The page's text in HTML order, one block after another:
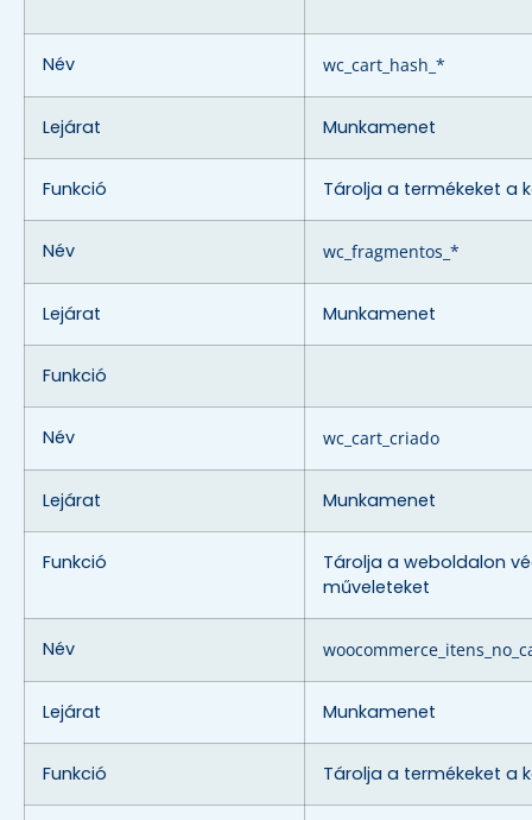
Név wc_cart_hash_*
Lejárat Munkamenet
Funkció Tárolja a termékeket a
Név wc_fragmentos_*
Lejárat Munkamenet
Funkció
Név wc_cart_criado
Lejárat Munkamenet
Funkció
Tárolja a weboldalon
műveleteket
Név
Lejárat Munkamenet
Funkció Tárolja a termékeket a